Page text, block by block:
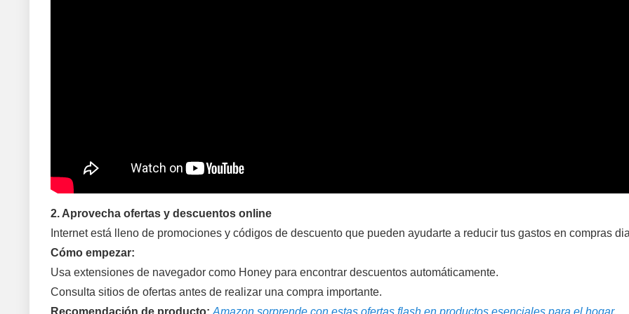
2. Aprovecha ofertas y descuentos online
Internet está lleno de promociones y códigos de descuento que pueden ayudarte a reducir tus gastos en compras
Cómo empezar:
Usa extensiones de navegador como Honey para encontrar descuentos automáticamente.
Consulta sitios de ofertas antes de realizar una compra importante.
Recomendación de producto: Amazon sorprende con estas ofertas flash en productos esenciales para el hogar.